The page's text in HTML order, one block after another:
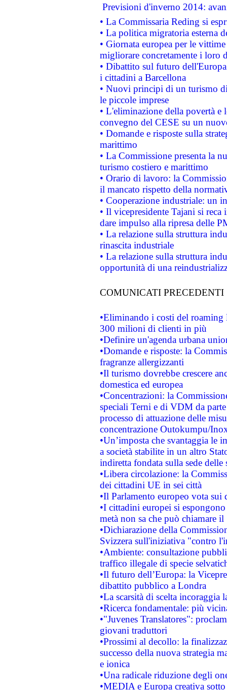
 Previsioni d'inverno 2014:
• La Commissaria Reding si
• La politica migratoria esterna
• Giornata europea per le
migliorare concretamente i loro
• Dibattito sul futuro
i cittadini a Barcellona
• Nuovi principi di un turismo
le piccole imprese
• L'eliminazione della povertà
convegno del CESE su un
• Domande e risposte sulla
marittimo
• La Commissione presenta la
turismo costiero e marittimo
• Orario di lavoro: la
il mancato rispetto della
• Cooperazione industriale: un
• Il vicepresidente Tajani si
dare impulso alla ripresa delle
• La relazione sulla struttura
rinascita industriale
• La relazione sulla struttura
opportunità di una
COMUNICATI PRECEDENTI
•Eliminando i costi del roaming
300 milioni di clienti in più
•Definire un'agenda urbana
•Domande e risposte: la
fragranze allergizzanti
•Il turismo dovrebbe crescere
domestica ed europea
•Concentrazioni: la
speciali Terni e di VDM da
processo di attuazione delle
concentrazione Outokumpu/
•Un’imposta che svantaggia le
a società stabilite in un altro
indiretta fondata sulla sede delle
•Libera circolazione: la
dei cittadini UE in sei città
•Il Parlamento europeo vota sui
•I cittadini europei si
metà non sa che può chiamare
•Dichiarazione della
Svizzera sull'iniziativa "contro
•Ambiente: consultazione
traffico illegale di specie
•Il futuro dell’Europa: la
dibattito pubblico a Londra
•La scarsità di scelta
•Ricerca fondamentale: più
•"Juvenes Translatores":
giovani traduttori
•Prossimi al decollo: la
successo della nuova strategia
e ionica
•Una radicale riduzione degli
•MEDIA e Europa creativa